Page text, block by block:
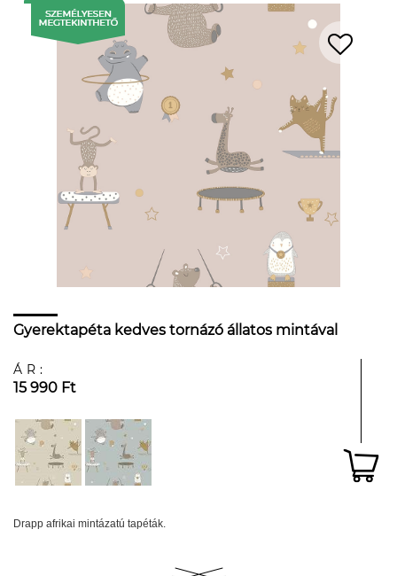
Gyerektapéta kedves tornázó állatos mintával
ÁR:
15 990 Ft
Drapp afrikai mintázatú tapéták.